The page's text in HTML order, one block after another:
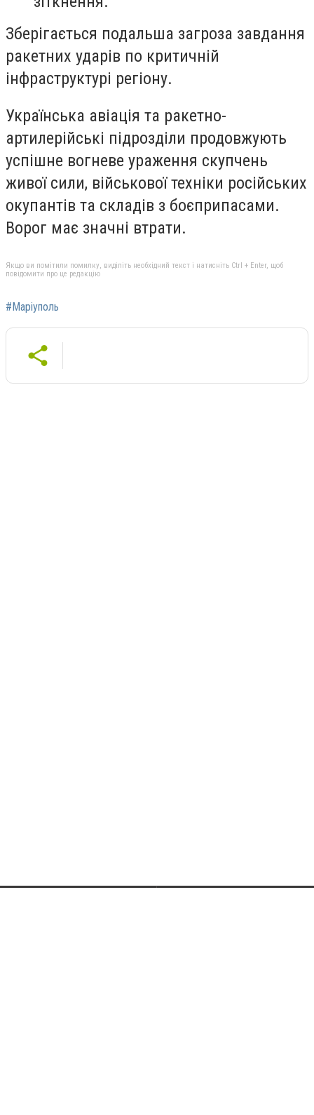
Зберігається подальша загроза завдання
ракетних ударів по критичній
інфраструктурі регіону.
Українська авіація та ракетно-
артилерійські підрозділи продовжують
успішне вогневе ураження скупчень
живої сили, військової техніки російських
окупантів та складів з боєприпасами.
Ворог має значні втрати.
Якщо ви помітили помилку, виділіть необхідний текст і натисніть Ctrl + Enter, щоб
повідомити про це редакцію
#Маріуполь